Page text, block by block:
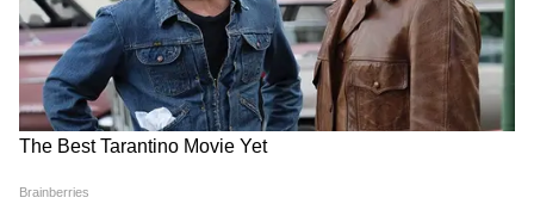
पूरा यूनाइटेड किंगडम (UK) इस समय इमिग्रेशन (प्रवासन)
और पब्लिक सेफ्टी (सार्वजनिक सुरक्षा) के मुद्दे पर बारूद
के ढेर पर बैठा है। इस घटना से ठीक पहले उत्तरी
आयरलैंड के बेलफास्ट में इमिग्रेशन-विरोधी प्रदर्शनों ने
हिंसक रूप अख्तियार कर लिया था, जहां गाड़ियों और
घरों को आग के हवाले कर दिया गया था।